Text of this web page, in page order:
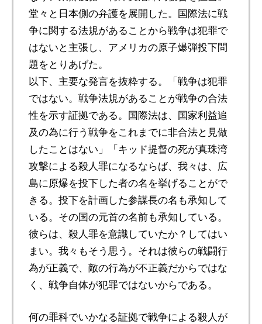
堂々と日本側の弁護を展開した。国際法に戦
争に関する法規があることから戦争は犯罪で
はないと主張し、アメリカの原子爆弾投下問
題をとりあげた。
以下、主要な発言を抜粋する。「戦争は犯罪
ではない。戦争法規があることが戦争の合法
性を示す証拠である。国際法は、国家利益追
及の為に行う戦争をこれまでに非合法と見做
したことはない」「キッド提督の死が真珠湾
攻撃による殺人罪になるならば、我々は、広
島に原爆を投下した者の名を挙げることがで
きる。投下を計画した参謀長の名も承知して
いる。その国の元首の名前も承知している。
彼らは、殺人罪を意識していたか？してはい
まい。我々もそう思う。それは彼らの戦闘行
為が正義で、敵の行為が不正義だからではな
く、戦争自体が犯罪ではないからである。
何の罪科でいかなる証拠で戦争による殺人が